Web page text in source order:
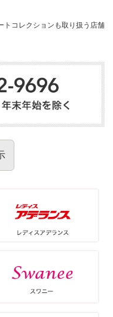
トコレクションも取り扱う店舗